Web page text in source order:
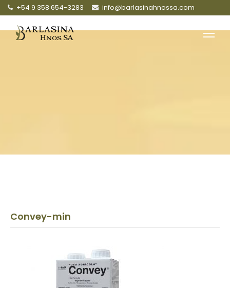
+54 9 358 654-3283 info@barlasinahnossa.com
Convey-min